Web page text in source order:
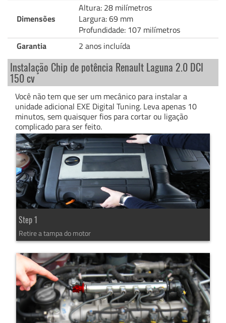
Dimensões
Altura: 28 milímetros
Largura: 69 mm
Profundidade: 107 milímetros
Garantia
2 anos incluída
Instalação Chip de potência Renault Laguna 2.0 DCI
150 cv
Você não tem que ser um mecânico para instalar a
unidade adicional EXE Digital Tuning. Leva apenas 10
minutos, sem quaisquer fios para cortar ou ligação
complicado para ser feito.
Step 1
Retire a tampa do motor